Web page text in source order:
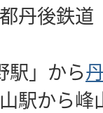
丹後鉄
駅」から
駅から